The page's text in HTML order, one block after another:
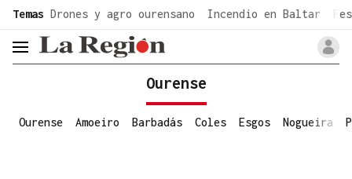
Temas Drones y agro ourensano Incendio en Baltar
header.menu.open
Ourense
Ourense Amoeiro Barbadás Coles Esgos Nogueira